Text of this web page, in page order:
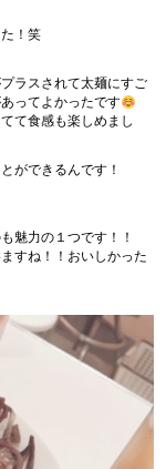
！笑
ラスされて太麺にすご
ってよかったです
て食感も楽しめまし
ができるんです！
魅力の１つです！！
すね！！おいしかった